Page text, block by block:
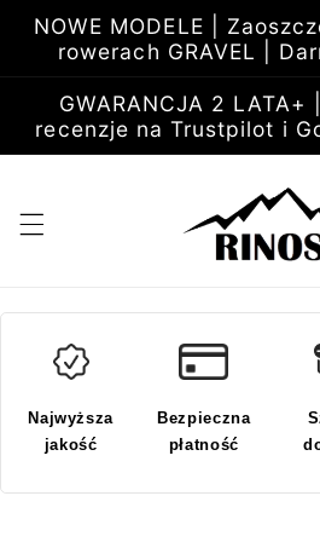
do
treści
NOWE MODELE |
rowerach GRAVEL |
GWARANCJA 2
recenzje na Trustpilot i
Najwyższa
jakość
Bezpieczna
płatność